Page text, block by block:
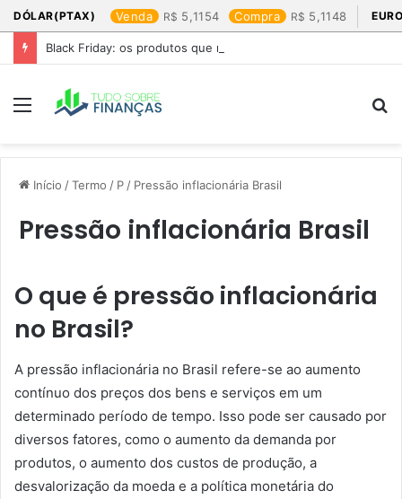
DÓLAR(PTAX) Venda 5,1154 Compra 5,1148
Black Friday: os produtos que mais valem a pena
Menu
Início /Termo / P / Pressão inflacionária Brasil
Pressão inflacionária Brasil
O que é pressão inflacionária
no Brasil?
A pressão inflacionária no Brasil refere-se ao aumento
contínuo dos preços dos bens e serviços em um
determinado período de tempo. Isso pode ser causado por
diversos fatores, como o aumento da demanda por
produtos, o aumento dos custos de produção, a
desvalorização da moeda e a política monetária do